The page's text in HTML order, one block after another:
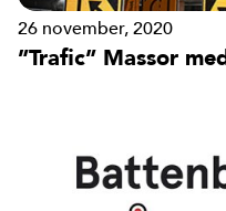
26 november, 2020
”Trafic” Massor